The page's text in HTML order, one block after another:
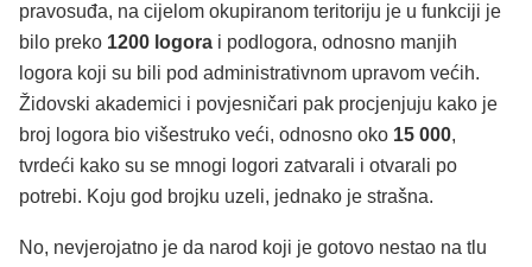
pravosuđa, na cijelom okupiranom teritoriju je u funkciji je
bilo preko 1200 logora i podlogora, odnosno manjih
logora koji su bili pod administrativnom upravom većih.
Židovski akademici i povjesničari pak procjenjuju kako je
broj logora bio višestruko veći, odnosno oko 15 000,
tvrdeći kako su se mnogi logori zatvarali i otvarali po
potrebi. Koju god brojku uzeli, jednako je strašna.
No, nevjerojatno je da narod koji je gotovo nestao na tlu